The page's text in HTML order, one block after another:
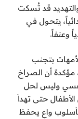
قد تُسكت
يتحول في
وعنفاً.
بتجنب
مؤكدة أن الصراخ
وليس لحل
الأطفال حتى تهدأ
واعٍ يحفظ